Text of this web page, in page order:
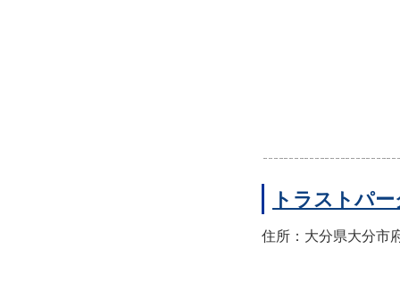
トラストパ
住所：大分県大分市